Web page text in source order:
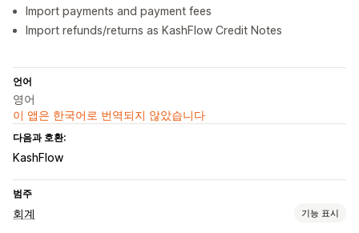
Import payments and payment fees
Import refunds/returns as KashFlow Credit Notes
언어
영어
이 앱은 한국어로 번역되지 않았습니다
다음과 호환:
KashFlow
범주
회계 기능 표시